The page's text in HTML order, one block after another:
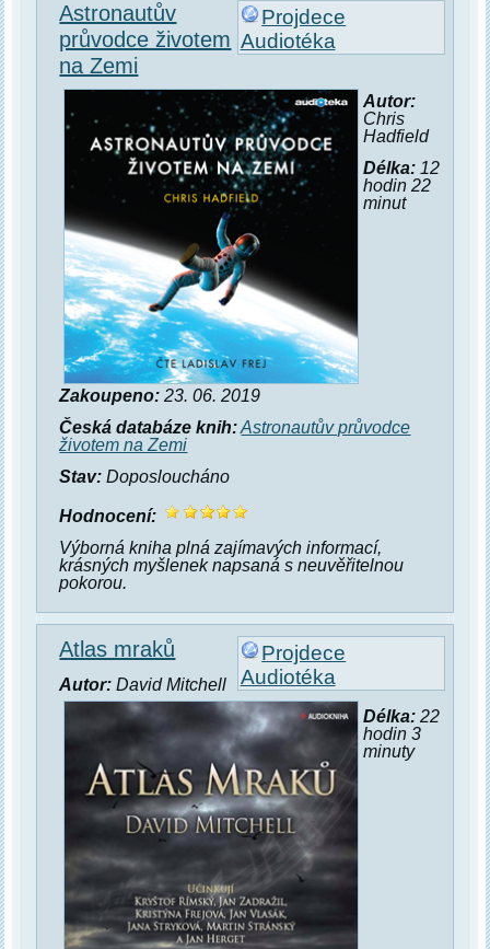
Projdece
Audiotéka
Astronautův
průvodce životem
na Zemi
Autor:
Chris
Hadfield
Délka:12
hodin 22
minut
Zakoupeno: 23. 06. 2019
Česká databáze knih: Astronautův průvodce
životem na Zemi
Stav: Doposloucháno
Hodnocení:
Výborná kniha plná zajímavých informací,
krásných myšlenek napsaná s neuvěřitelnou
pokorou.
Projdece
Audiotéka
Atlas mraků
Autor: David Mitchell
Délka:22
hodin 3
minuty